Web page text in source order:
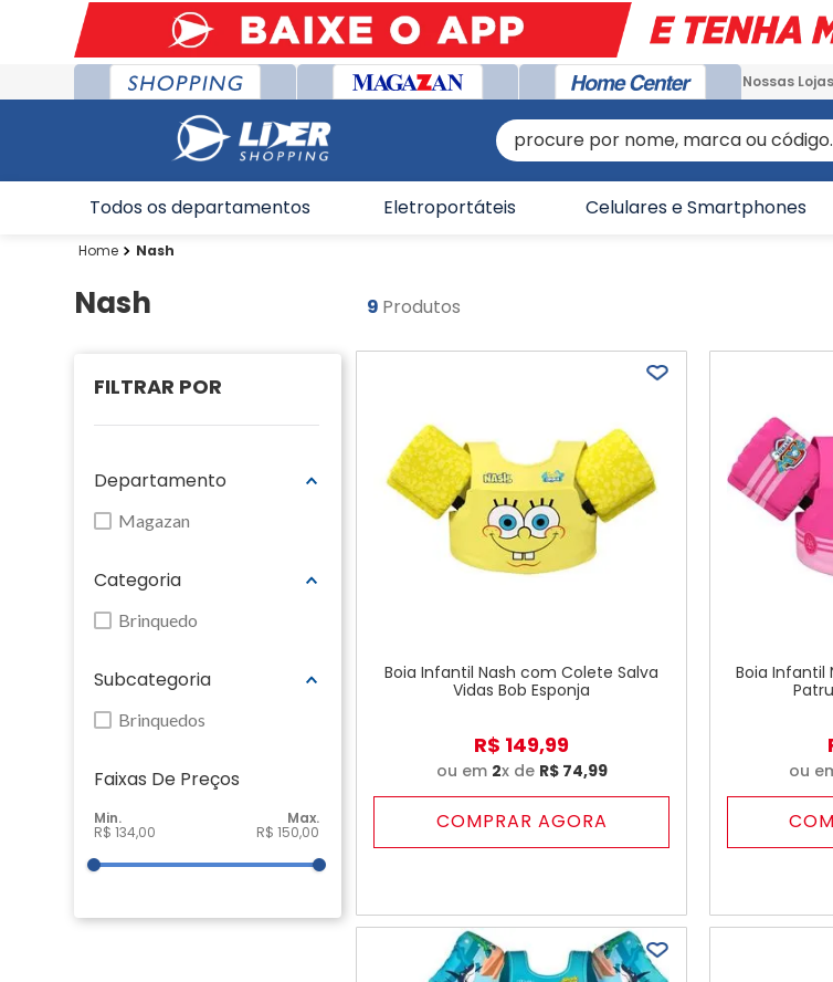
Nossas Lojas
procure por nome, marca ou código...
Todos os departamentos Eletroportáteis Celulares e Smartphones
Nash
Nash
Departamento
Magazan
Categoria
Brinquedo
Subcategoria
Brinquedos
Faixas De Preço
R$ 134,00 R$ 150,00
9 Produtos
Boia Infantil Nash com Colete Salva
Vidas Bob Esponja
R$ 149,99
ou em 2x de R$ 74,99
COMPRAR AGORA
Boia Infantil
ou